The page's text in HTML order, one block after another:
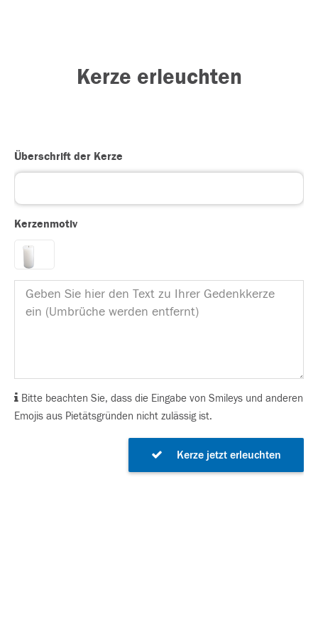
Kerze erleuchten
Überschrift der Kerze
Kerzenmotiv
Bitte beachten Sie, dass die Eingabe von Smileys und anderen
Emojis aus Pietätsgründen nicht zulässig ist.
Kerze jetzt erleuchten